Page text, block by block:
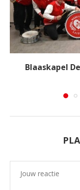
Blaaskapel